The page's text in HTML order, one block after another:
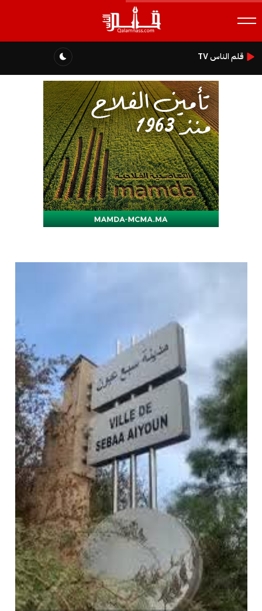
قلم الناس TV